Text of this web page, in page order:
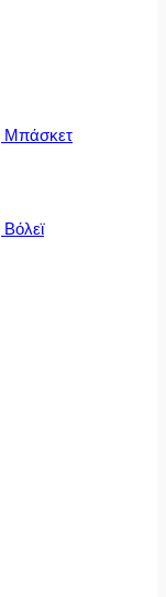
Μπάσκετ